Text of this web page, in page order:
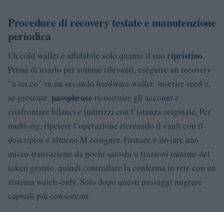
Procedure di recovery testate e manutenzione
periodica
Un cold wallet è affidabile solo quanto il suo ripristino.
Prima di usarlo per somme rilevanti, eseguire un recovery
“a secco” su un secondo hardware wallet: inserire seed e,
se presente, passphrase ricostruire gli account e
confrontare bilanci e indirizzi con l’istanza originale. Per
multi-sig, ripetere l’operazione ricreando il vault con il
descriptor e almeno M cosigner. Firmare e inviare una
micro-transazione da pochi satoshi o frazioni minime del
token gestito, quindi controllare la conferma in rete con un
sistema watch-only. Solo dopo questi passaggi migrare
capitali più consistenti.